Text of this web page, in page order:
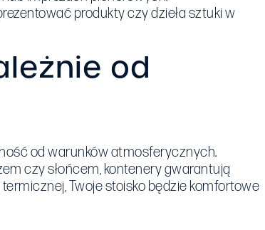
produkty czy dzieła sztuki w
od
od warunków atmosferycznych.
czy słońcem, kontenery gwarantują
Twoje stoisko będzie komfortowe